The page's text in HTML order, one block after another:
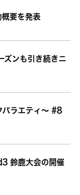
要を発表
ンも引き続きニ
バラエティ〜 #8
鈴鹿大会の開催